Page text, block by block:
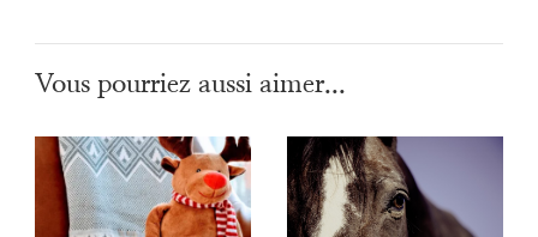
Vous pourriez aussi aimer...